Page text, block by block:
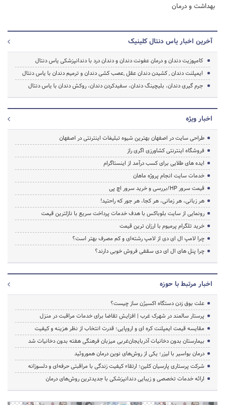
بهداشت و درمان
آخرین اخبار یاس دنتال کلینیک
کامپوزیت دندان و درمان عفونت دندان و دندان درد با دندانپزشکی یاس دنتال
ایمپلنت دندان , کشیدن دندان عقل ,عصب کشی دندان و ترمیم دندان با یاس دنتال
جرم گیری دندان، بلیچینگ دندان، سفیدکردن دندان، روکش دندان با یاس دنتال
اخبار ویژه
طراحی سایت در اصفهان بهترین شیوه تبلیغات اینترنتی در اصفهان
فروشگاه اینترنتی کشاورزی اگری راز
ایده های طلایی برای کسب درآمد از اینستاگرام
خدمات سایت انجام پروژه ماهان
قیمت سرور HP/بررسی و خرید سرور اچ پی
هر زبانی، هر زمانی، هر کجا، هر جور که راحتید!
رونمایی از سایت بلوباکس با هدف خدمات پرداخت سریع با نازلترین قیمت
خرید تلگرام پرمیوم با ارزان ترین قیمت
چرا لامپ ال ای دی از لامپ رشته‌ای و کم مصرف بهتر است؟
چرا پنل های ال ای دی سقفی فروش خوبی دارند؟
اخبار مرتبط با حوزه
علت بوق زدن دستگاه اکسیژن ساز چیست؟
پرستار سالمند در شهرک غرب | افزایش تقاضا برای خدمات مراقبت در منزل
مقایسه قیمت ایمپلنت کره ای و اروپایی؛ قدرت انتخاب از نظر هزینه و کیفیت
بیمارستان بدون دخانیات آذربایجان‌غربی میزبان فرهنگی هفته بدون دخانیات شد
درمان بواسیر با لیزر؛ یکی از روش‌های نوین درمان هموروئید
شرکت پرستاری پارسیان کلین؛ ارتقاء کیفیت زندگی با مراقبتی حرفه‌ای و دلسوزانه
ارائه خدمات تخصصی و زیبایی دندانپزشکی با جدیدترین روش‌های درمان